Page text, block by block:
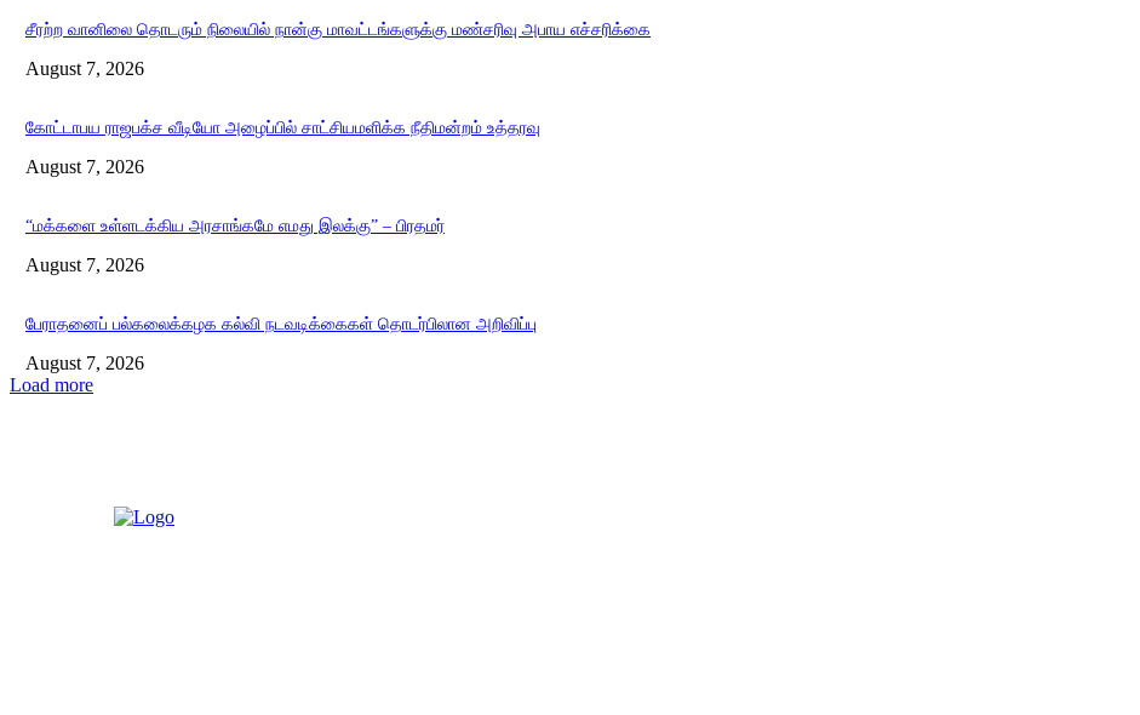
சீரற்ற வானிலை தொடரும் நிலையில் நான்கு மாவட்டங்களுக்கு மண்சரிவு அபாய எச்சரிக்கை
August 7, 2026
கோட்டாபய ராஜபக்ச வீடியோ அழைப்பில் சாட்சியமளிக்க நீதிமன்றம் உத்தரவு
August 7, 2026
“மக்களை உள்ளடக்கிய அரசாங்கமே எமது இலக்கு” – பிரதமர்
August 7, 2026
பேராதனைப் பல்கலைக்கழக கல்வி நடவடிக்கைகள் தொடர்பிலான அறிவிப்பு
August 7, 2026
Load more